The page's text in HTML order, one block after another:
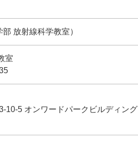
放射線科学教室）
室
10-5 オンワードパークビルディング